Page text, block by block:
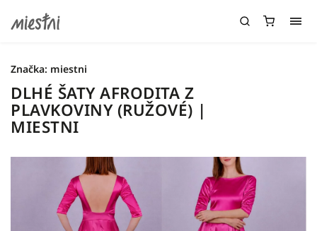
DLHÉ ŠATY AFRODITA Z
PLAVKOVINY (RUŽOVÉ) |
MIESTNI
Značka: miestni